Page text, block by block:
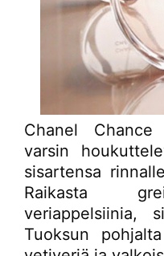
Chanel
varsin
sisartensa
Raikasta
veriappelsiinia,
Tuoksun